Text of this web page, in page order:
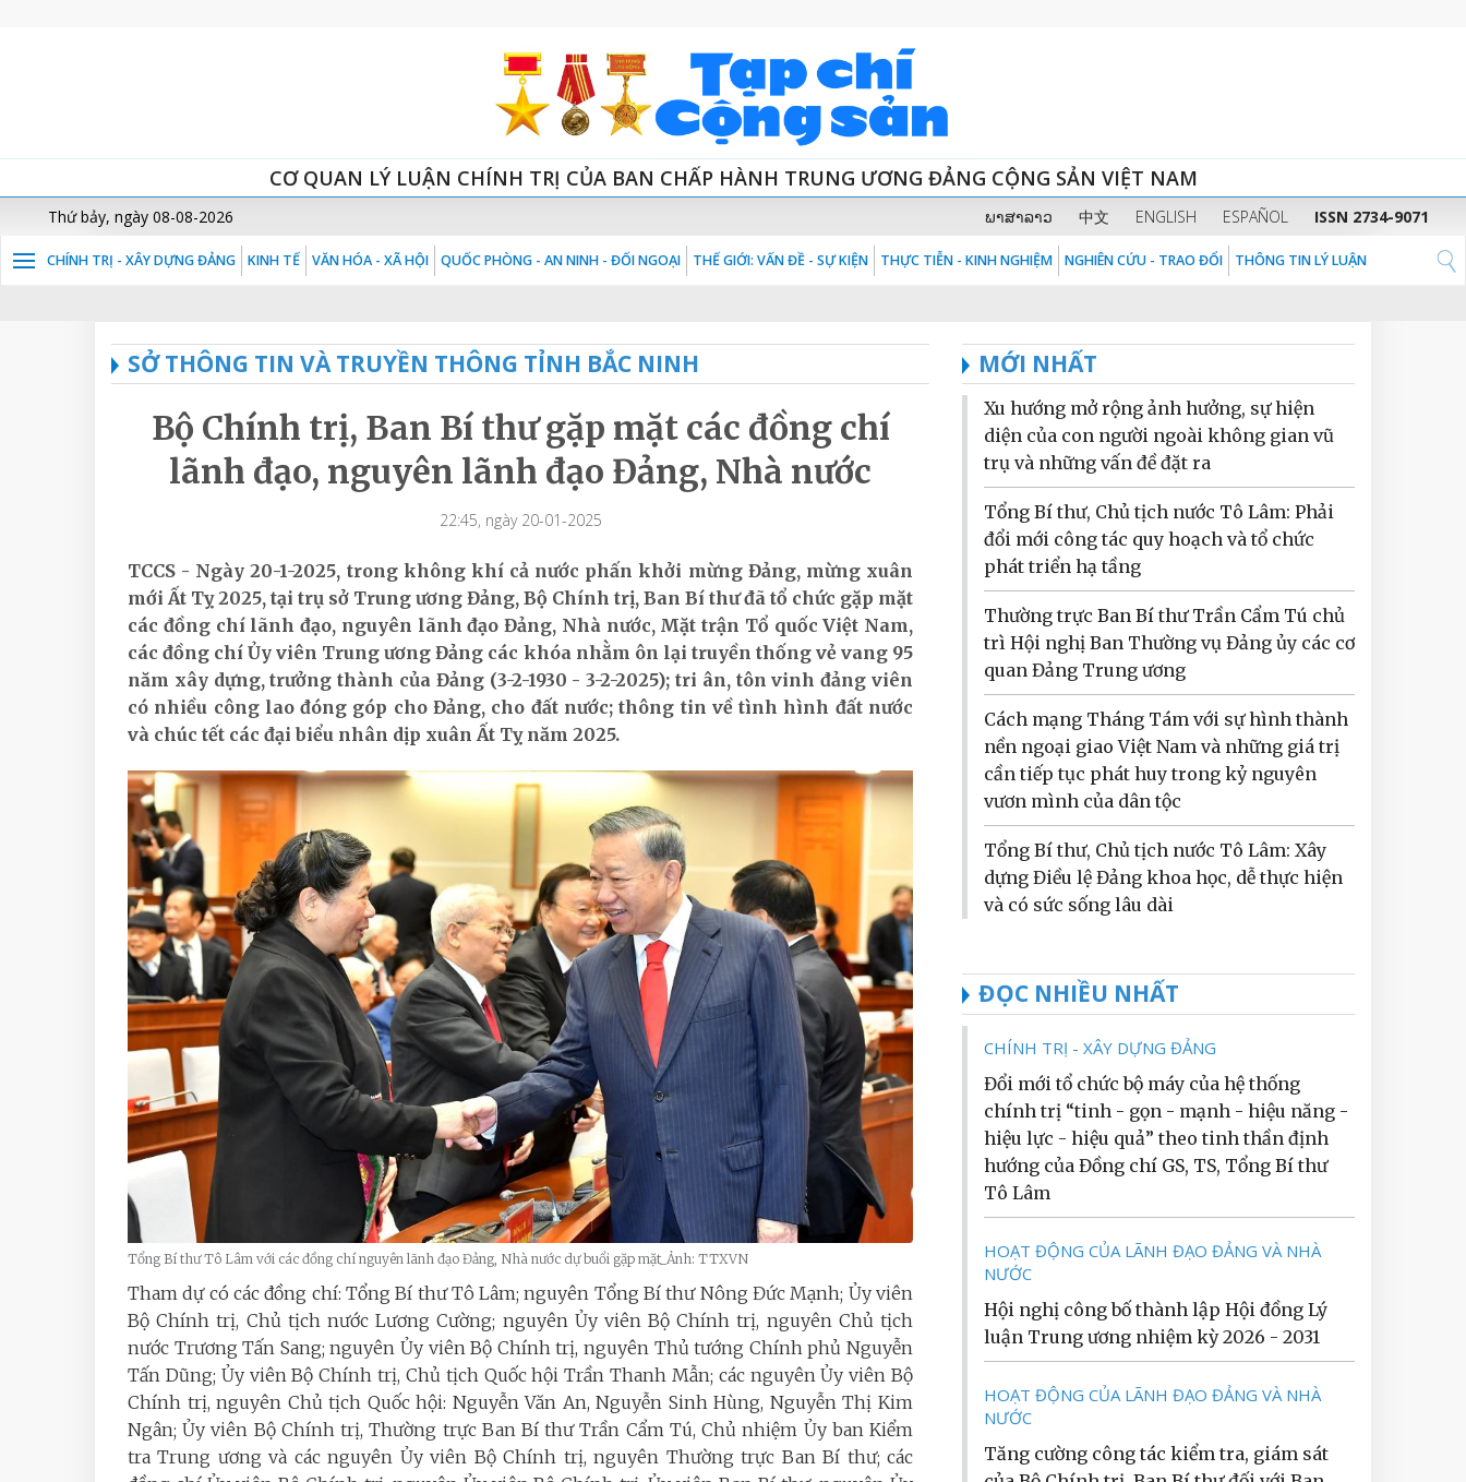
CƠ QUAN LÝ LUẬN CHÍNH TRỊ CỦA BAN CHẤP HÀNH TRUNG ƯƠNG ĐẢNG CỘNG SẢN VIỆT NAM
Thứ bảy, ngày 08-08-2026 ພາສາລາວ 中文 ENGLISH ESPAÑOL ISSN 2734-9071
CHÍNH TRỊ - XÂY DỰNG ĐẢNG KINH TẾ VĂN HÓA - XÃ HỘI QUỐC PHÒNG - AN NINH - ĐỐI NGOẠI THẾ GIỚI: VẤN ĐỀ - SỰ KIỆN THỰC TIỄN - KINH NGHIỆM NGHIÊN CỨU - TRAO ĐỔI THÔNG TIN LÝ LUẬN
SỞ THÔNG TIN VÀ TRUYỀN THÔNG TỈNH BẮC NINH
Bộ Chính trị, Ban Bí thư gặp mặt các đồng chí
lãnh đạo, nguyên lãnh đạo Đảng, Nhà nước
22:45, ngày 20-01-2025
TCCS - Ngày 20-1-2025, trong không khí cả nước phấn khởi mừng Đảng, mừng xuân
mới Ất Tỵ 2025, tại trụ sở Trung ương Đảng, Bộ Chính trị, Ban Bí thư đã tổ chức gặp mặt
các đồng chí lãnh đạo, nguyên lãnh đạo Đảng, Nhà nước, Mặt trận Tổ quốc Việt Nam,
các đồng chí Ủy viên Trung ương Đảng các khóa nhằm ôn lại truyền thống vẻ vang 95
năm xây dựng, trưởng thành của Đảng (3-2-1930 - 3-2-2025); tri ân, tôn vinh đảng viên
có nhiều công lao đóng góp cho Đảng, cho đất nước; thông tin về tình hình đất nước
và chúc tết các đại biểu nhân dịp xuân Ất Tỵ năm 2025.
Tổng Bí thư Tô Lâm với các đồng chí nguyên lãnh đạo Đảng, Nhà nước dự buổi gặp mặt_Ảnh: TTXVN
Tham dự có các đồng chí: Tổng Bí thư Tô Lâm; nguyên Tổng Bí thư Nông Đức Mạnh; Ủy viên
Bộ Chính trị, Chủ tịch nước Lương Cường; nguyên Ủy viên Bộ Chính trị, nguyên Chủ tịch
nước Trương Tấn Sang; nguyên Ủy viên Bộ Chính trị, nguyên Thủ tướng Chính phủ Nguyễn
Tấn Dũng; Ủy viên Bộ Chính trị, Chủ tịch Quốc hội Trần Thanh Mẫn; các nguyên Ủy viên Bộ
Chính trị, nguyên Chủ tịch Quốc hội: Nguyễn Văn An, Nguyễn Sinh Hùng, Nguyễn Thị Kim
Ngân; Ủy viên Bộ Chính trị, Thường trực Ban Bí thư Trần Cẩm Tú, Chủ nhiệm Ủy ban Kiểm
tra Trung ương và các nguyên Ủy viên Bộ Chính trị, nguyên Thường trực Ban Bí thư; các
MỚI NHẤT
Xu hướng mở rộng ảnh hưởng, sự hiện
diện của con người ngoài không gian vũ
trụ và những vấn đề đặt ra
Tổng Bí thư, Chủ tịch nước Tô Lâm: Phải
đổi mới công tác quy hoạch và tổ chức
phát triển hạ tầng
Thường trực Ban Bí thư Trần Cẩm Tú chủ
trì Hội nghị Ban Thường vụ Đảng ủy các cơ
quan Đảng Trung ương
Cách mạng Tháng Tám với sự hình thành
nền ngoại giao Việt Nam và những giá trị
cần tiếp tục phát huy trong kỷ nguyên
vươn mình của dân tộc
Tổng Bí thư, Chủ tịch nước Tô Lâm: Xây
dựng Điều lệ Đảng khoa học, dễ thực hiện
và có sức sống lâu dài
ĐỌC NHIỀU NHẤT
CHÍNH TRỊ - XÂY DỰNG ĐẢNG
Đổi mới tổ chức bộ máy của hệ thống
chính trị “tinh - gọn - mạnh - hiệu năng -
hiệu lực - hiệu quả” theo tinh thần định
hướng của Đồng chí GS, TS, Tổng Bí thư
Tô Lâm
HOẠT ĐỘNG CỦA LÃNH ĐẠO ĐẢNG VÀ NHÀ
NƯỚC
Hội nghị công bố thành lập Hội đồng Lý
luận Trung ương nhiệm kỳ 2026 - 2031
HOẠT ĐỘNG CỦA LÃNH ĐẠO ĐẢNG VÀ NHÀ
NƯỚC
Tăng cường công tác kiểm tra, giám sát